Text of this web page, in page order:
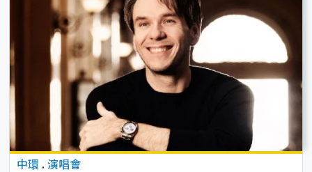
中環 . 演唱會